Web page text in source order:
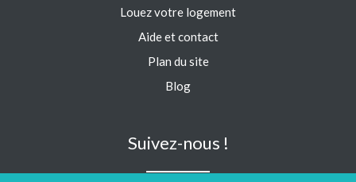
Louez votre logement
Aide et contact
Plan du site
Blog
Suivez-nous !